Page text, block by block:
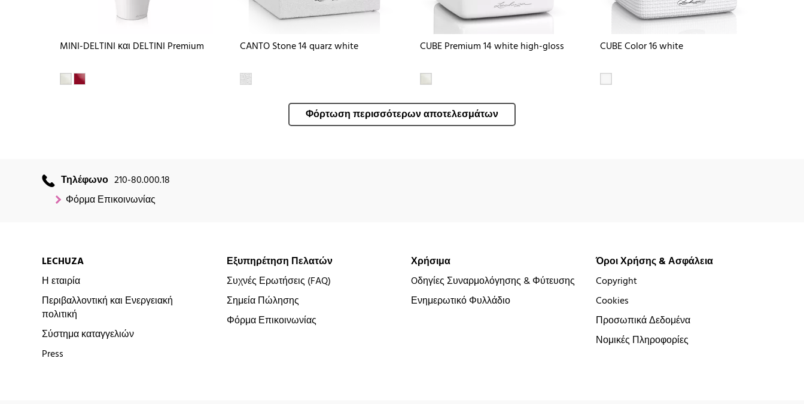
MINI-DELTINI και DELTINI Premium CANTO Stone 14 quarz white CUBE Premium 14 white high-gloss CUBE Color 16 white
Φόρτωση περισσότερων αποτελεσμάτων
Τηλέφωνο 210-80.000.18
Φόρμα Επικοινωνίας
LECHUZA
Η εταιρία
Περιβαλλοντική και Ενεργειακή
πολιτική
Σύστημα καταγγελιών
Press
Εξυπηρέτηση Πελατών
Συχνές Ερωτήσεις (FAQ)
Σημεία Πώλησης
Φόρμα Επικοινωνίας
Χρήσιμα
Oδηγίες Συναρμολόγησης & Φύτευσης
Ενημερωτικό Φυλλάδιο
Όροι Χρήσης & Ασφάλεια
Copyright
Cookies
Προσωπικά Δεδομένα
Νομικές Πληροφορίες